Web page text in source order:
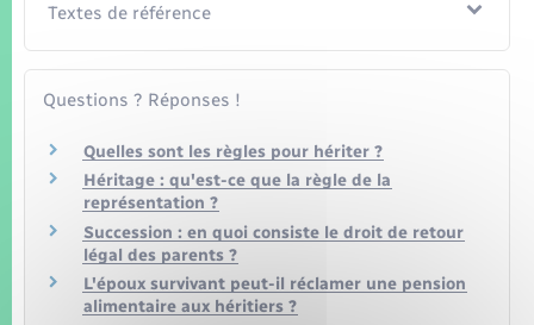
Textes de référence
Questions ? Réponses !
Quelles sont les règles pour hériter ?
Héritage : qu'est-ce que la règle de la
représentation ?
Succession : en quoi consiste le droit de retour
légal des parents ?
L'époux survivant peut-il réclamer une pension
alimentaire aux héritiers ?